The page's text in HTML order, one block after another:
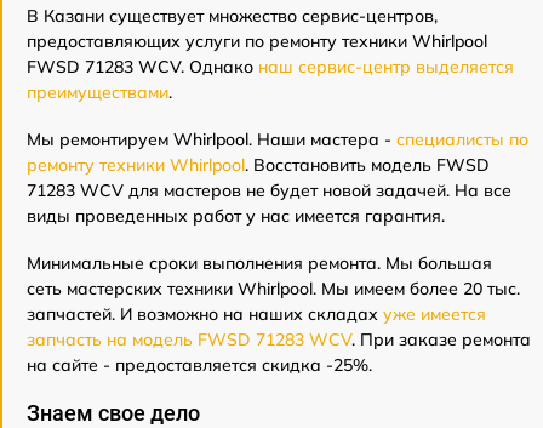
В Казани существует множество сервис-центров,
предоставляющих услуги по ремонту техники Whirlpool
FWSD 71283 WCV. Однако наш сервис-центр выделяется
преимуществами.
Мы ремонтируем Whirlpool. Наши мастера - специалисты по
ремонту техники Whirlpool. Восстановить модель FWSD
71283 WCV для мастеров не будет новой задачей. На все
виды проведенных работ у нас имеется гарантия.
Минимальные сроки выполнения ремонта. Мы большая
сеть мастерских техники Whirlpool. Мы имеем более 20 тыс.
запчастей. И возможно на наших складах уже имеется
запчасть на модель FWSD 71283 WCV. При заказе ремонта
на сайте - предоставляется скидка -25%.
Знаем свое дело